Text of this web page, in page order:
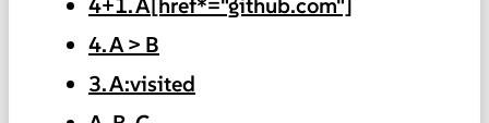
4. A > B
3. A:visited